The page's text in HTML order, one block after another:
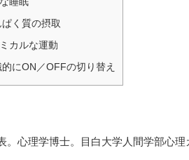
ぱく質の摂取
カルな運動
的にON／OFFの切り替え
。心理学博士。目白大学人間学部心